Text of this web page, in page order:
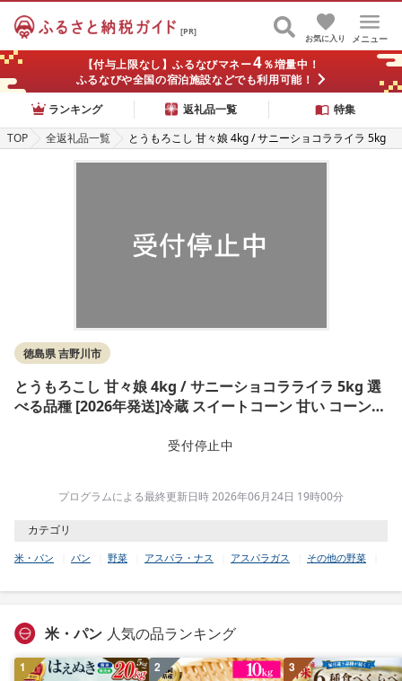
[PR]
メニュー
お気に入り
【付与上限なし】ふるなびマネー4％増量中！
ふるなびや全国の宿泊施設などでも利用可能！
ランキング
返礼品一覧
特集
TOP
全返礼品一覧
とうもろこし 甘々娘 4kg / サニーショコラライラ 5kg
焼き肉 アウトドア キャンプ 特産品 産地直送 徳島県 吉
野川市 ふるさと納税とうもろこし
徳島県 吉野川市
とうもろこし 甘々娘 4kg / サニーショコラライラ 5kg 選
べる品種 [2026年発送]冷蔵 スイートコーン 甘い コーン
toumorokoshi かんかんむすめ カンカン娘 茹でとうもろ
川市 ふるさと納税とうもろこし
受付停止中
プログラムによる最終更新日時 2026年06月24日 19時00分
カテゴリ
米・パン パン 野菜 アスパラ・ナス アスパラガス その他の野菜
米・パン 人気の品ランキング
1 2 3